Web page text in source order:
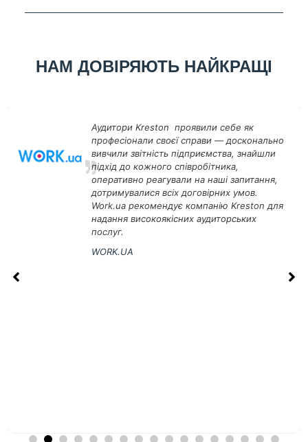
НАМ ДОВІРЯЮТЬ НАЙКРАЩІ
СП «Полтавська газонафтова компанія»
задоволена результатами співпраці та
рекомендує Kreston Ukraine як надійного
та стабільного партнера, який професійно
виконує взяті на себе зобов’язання і
гарантує високу якість послуг у сфері
аудиту.
СП «ПГНК»